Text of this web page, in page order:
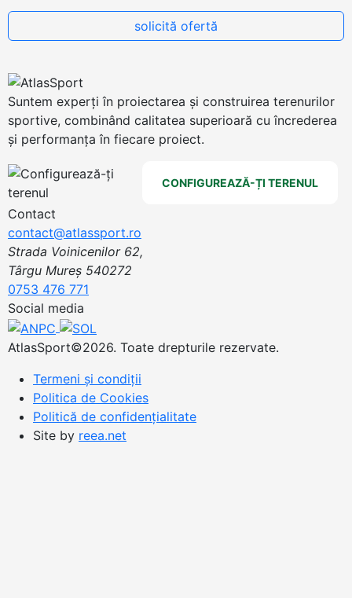
Suntem experți în proiectarea și construirea terenurilor
sportive, combinând calitatea superioară cu încrederea
și performanța în fiecare proiect.
CONFIGUREAZĂ-ȚI TERENUL
Contact
contact@atlassport.ro
Strada Voinicenilor 62,
Târgu Mureș 540272
0753 476 771
Social media
AtlasSport©2026. Toate drepturile rezervate.
Termeni și condiții
Politica de Cookies
Politică de confidențialitate
Site by reea.net